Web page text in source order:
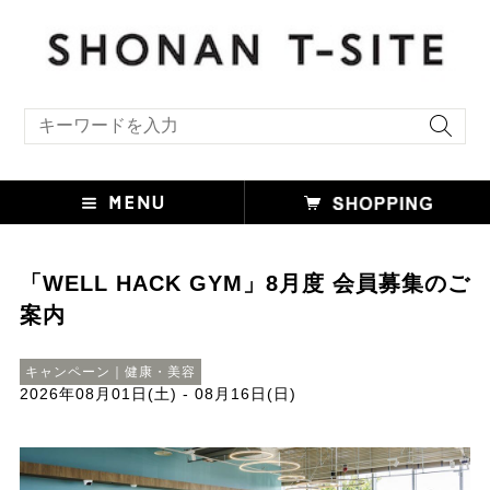
「WELL HACK GYM」8月度 会員募集のご
案内
キャンペーン｜健康・美容
2026年08月01日(土) - 08月16日(日)